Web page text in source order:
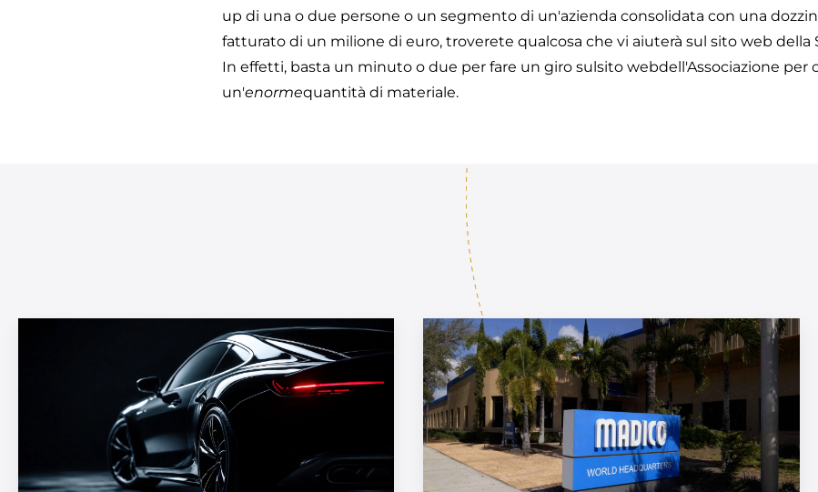
up di una o due persone o un segmento di un'azienda consolidata con una
fatturato di un milione di euro, troverete qualcosa che vi aiuterà sul sito web della
In effetti, basta un minuto o due per fare un giro sulsito webdell'Associazione per
un'enormequantità di materiale.